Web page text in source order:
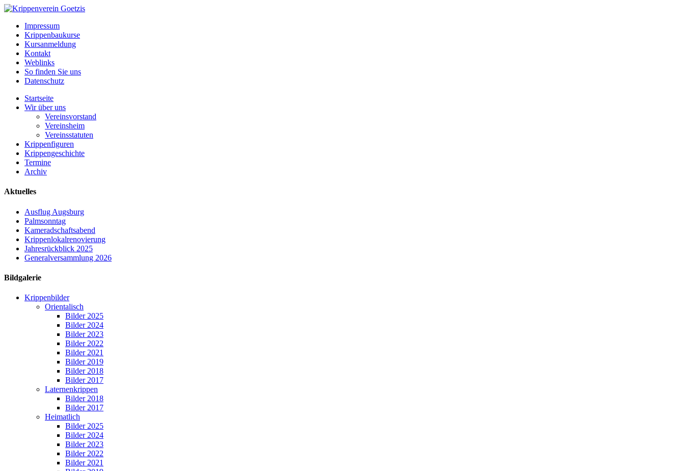
Impressum
Krippenbaukurse
Kursanmeldung
Kontakt
Weblinks
So finden Sie uns
Datenschutz
Startseite
Wir über uns
Vereinsvorstand
Vereinsheim
Vereinsstatuten
Krippenfiguren
Krippengeschichte
Termine
Archiv
Aktuelles
Ausflug Augsburg
Palmsonntag
Kameradschaftsabend
Krippenlokalrenovierung
Jahresrückblick 2025
Generalversammlung 2026
Bildgalerie
Krippenbilder
Orientalisch
Bilder 2025
Bilder 2024
Bilder 2023
Bilder 2022
Bilder 2021
Bilder 2019
Bilder 2018
Bilder 2017
Laternenkrippen
Bilder 2018
Bilder 2017
Heimatlich
Bilder 2025
Bilder 2024
Bilder 2023
Bilder 2022
Bilder 2021